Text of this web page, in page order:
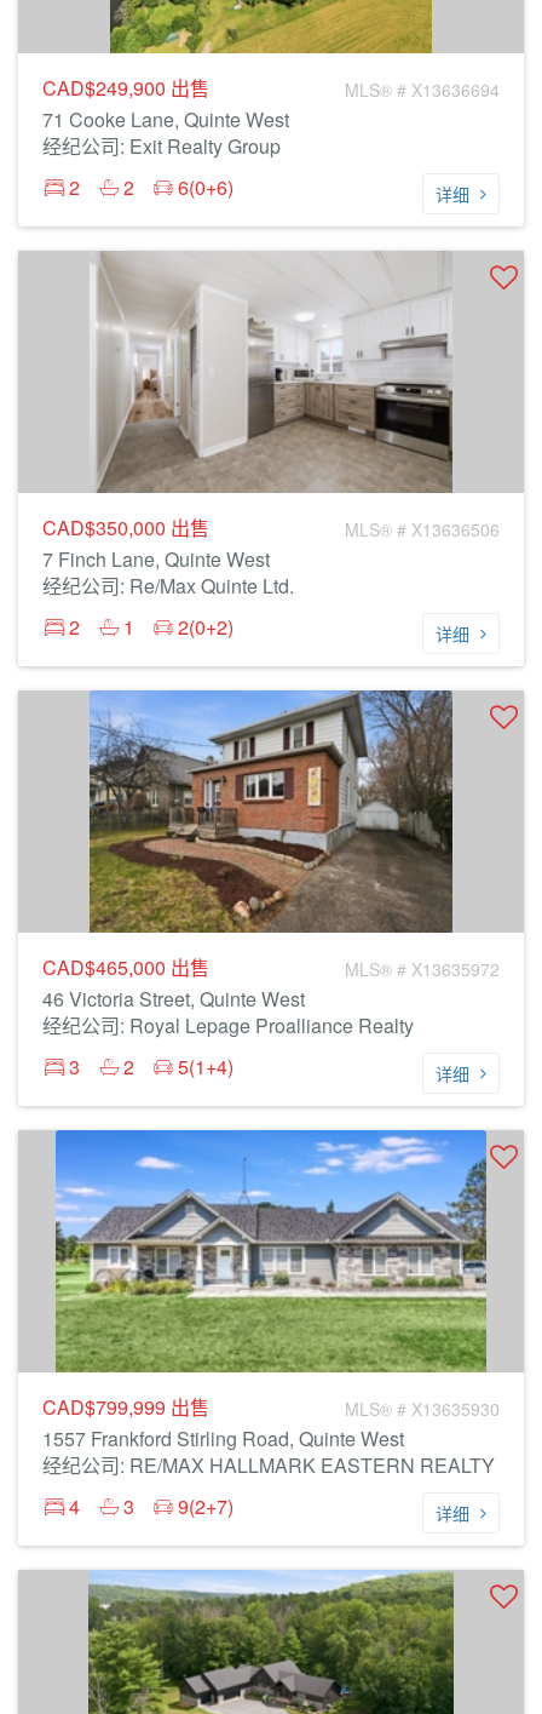
CAD$249,900 出售 MLS® # X13636694
71 Cooke Lane, Quinte West
经纪公司: Exit Realty Group
2
2 6(0+6) 详细
CAD$350,000 出售 MLS® # X13636506
7 Finch Lane, Quinte West
经纪公司: Re/Max Quinte Ltd.
2
1 2(0+2) 详细
CAD$465,000 出售 MLS® # X13635972
46 Victoria Street, Quinte West
经纪公司: Royal Lepage Proalliance Realty
3
2 5(1+4) 详细
CAD$799,999 出售 MLS® # X13635930
1557 Frankford Stirling Road, Quinte West
经纪公司: RE/MAX HALLMARK EASTERN REALTY
4
3 9(2+7) 详细